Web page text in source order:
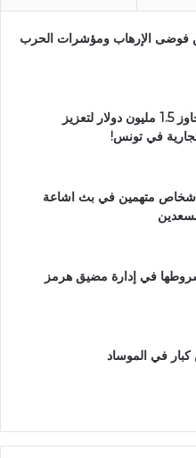
فوضى الإرهاب ومؤشرات الحرب
منحة بقيمة تتجاوز 1.5 مليون دولار لتعزيز
في تونس!
بـ 7 أشخاص متهمين في بث اشاعة
في إدارة مضيق هرمز
كبار في الموساد